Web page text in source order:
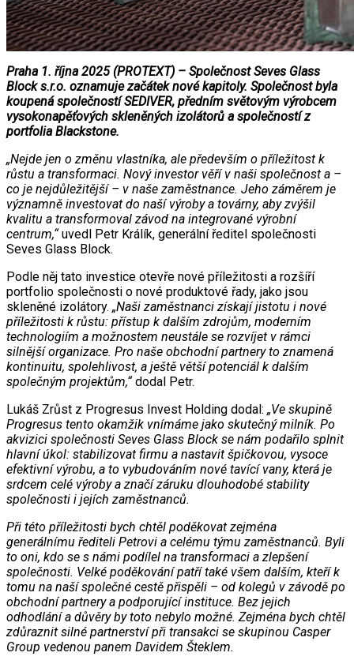
Praha 1. října 2025 (PROTEXT) – Společnost Seves Glass
Block s.r.o. oznamuje začátek nové kapitoly. Společnost byla
koupená společností SEDIVER, předním světovým výrobcem
vysokonapěťových skleněných izolátorů a společností z
portfolia Blackstone.
„Nejde jen o změnu vlastníka, ale především o příležitost k
růstu a transformaci. Nový investor věří v naši společnost a –
co je nejdůležitější – v naše zaměstnance. Jeho záměrem je
významně investovat do naší výroby a továrny, aby zvýšil
kvalitu a transformoval závod na integrované výrobní
centrum,“uvedl Petr Králík, generální ředitel společnosti
Seves Glass Block.
Podle něj tato investice otevře nové příležitosti a rozšíří
portfolio společnosti o nové produktové řady, jako jsou
skleněné izolátory. „Naši zaměstnanci získají jistotu i nové
příležitosti k růstu: přístup k dalším zdrojům, moderním
technologiím a možnostem neustále se rozvíjet v rámci
silnější organizace. Pro naše obchodní partnery to znamená
kontinuitu, spolehlivost, a ještě větší potenciál k dalším
společným projektům,“dodal Petr.
Lukáš Zrůst z Progresus Invest Holding dodal: „Ve skupině
Progresus tento okamžik vnímáme jako skutečný milník. Po
akvizici společnosti Seves Glass Block se nám podařilo splnit
hlavní úkol: stabilizovat firmu a nastavit špičkovou, vysoce
efektivní výrobu, a to vybudováním nové tavící vany, která je
srdcem celé výroby a značí záruku dlouhodobé stability
společnosti i jejích zaměstnanců.
Při této příležitosti bych chtěl poděkovat zejména
generálnímu řediteli Petrovi a celému týmu zaměstnanců. Byli
to oni, kdo se s námi podílel na transformaci a zlepšení
společnosti. Velké poděkování patří také všem dalším, kteří k
tomu na naší společné cestě přispěli – od kolegů v závodě po
obchodní partnery a podporující instituce. Bez jejich
odhodlání a důvěry by toto nebylo možné. Zejména bych chtěl
zdůraznit silné partnerství při transakci se skupinou Casper
Group vedenou panem Davidem Šteklem.